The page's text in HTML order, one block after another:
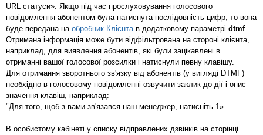
URL статуси». Якщо під час прослуховування голосового
повідомлення абонентом була натиснута послідовність цифр, то вона
буде передана на обробник Клієнтав додатковому параметрі dtmf.
Отримана інформація може бути відфільтрована на стороні клієнта,
наприклад, для виявлення абонентів, які були зацікавлені в
отриманні вашої голосової розсилки і натиснули певну клавішу.
Для отримання зворотнього зв'язку від абонентів (у вигляді DTMF)
необхідно в голосовому повідомленні озвучити заклик до дії і опис
значення клавіш, наприклад:
"Для того, щоб з вами зв'язався наш менеджер, натисніть 1».
В особистому кабінеті у списку відправлених дзвінків на сторінці